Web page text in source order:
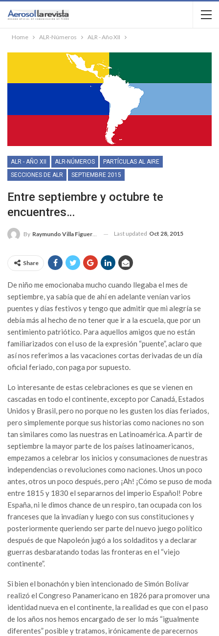
Home ALR-Números ALR - Año XII
ALR - AÑO XII ALR-NÚMEROS
PARTÍCULAS AL AIRE
SECCIONES DE ALR
SEPTIEMBRE 2015
Entre septiembre y octubre te
encuentres…
By Raymundo Villa Figueroa Last updated Oct 28, 2015
Share
De niño me emocionaba mucho cuando llegaba el mes de
septiembre, ya sabía que de ahí en adelante venían varios
puentes y días festivos y tengo que admitir que mi alegría se
debía más al hecho de no tener que ir a la escuela, que por un
sentimiento patriótico. Para aquellos amigos que no están
familiarizados con el uso de la expresión “puente”, aclaro que
así nos referimos a las vacaciones cortas derivadas de un día
oficial feriado, con paga por supuesto.
Lo interesante de estas celebraciones es que se vienen en
cascadas en todo el continente, excepto por Canadá, Estados
Unidos y Brasil, pero no porque no les gusten los días feriados,
pero simplemente porque sus historias como naciones no son
tan similares como las nuestras en Latinoamérica. A partir de
septiembre la mayor parte de los países latinoamericanos,
empezamos a celebrar los inicios y consumaciones de nuestras
independencias o revoluciones como naciones. Unos un poco
antes, otros un poco después, pero ¡Ah! ¡Cómo se puso de moda
entre 1815 y 1830 el separarnos del imperio Español! Pobre
España, ni le dimos chance de un respiro, tan ocupada con los
franceses que la invadían y luego con sus constituciones y
posteriormente queriendo ser parte del nuevo juego político
después de que Napoleón jugó a los soldaditos y a declarar
guerras desbaratando todas las fronteras en el “viejo
continente”.
Si bien el bonachón y bien intencionado de Simón Bolívar
realizó el Congreso Panamericano en 1826 para promover una
identidad nueva en el continente, la realidad es que con el paso
de los años nos hemos encargado de ser lo más “igualmente
diferentes” posible y tratamos, irónicamente de parecernos